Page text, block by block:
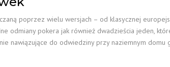
poprzez wielu wersjach – od klasycznej
odmiany pokera jak również dwadzieścia jeden,
nawiązujące do odwiedziny przy naziemnym